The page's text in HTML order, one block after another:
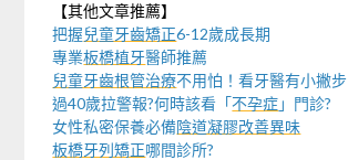
【其他文章推薦】
把握兒童牙齒矯正6-12歲成長期
專業板橋植牙醫師推薦
兒童牙齒根管治療不用怕！看牙醫有小撇步
過40歲拉警報?何時該看「不孕症」門診?
女性私密保養必備陰道凝膠改善異味
板橋牙列矯正哪間診所?